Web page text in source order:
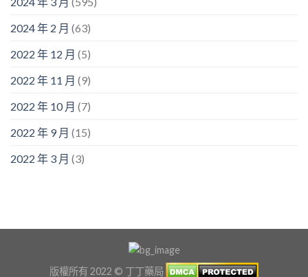
2024 年 2 月 (63)
2022 年 12 月 (5)
2022 年 11 月 (9)
2022 年 10 月 (7)
2022 年 9 月 (15)
2022 年 3 月 (3)
版權所有 2022 © 丁丁藥局